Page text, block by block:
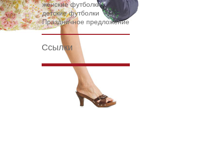
женские футболки
детские футболки
Праздничное предложение
Ссылки